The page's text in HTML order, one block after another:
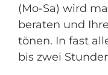
(Mo-Sa) wird
beraten und
tönen. In fast
bis zwei